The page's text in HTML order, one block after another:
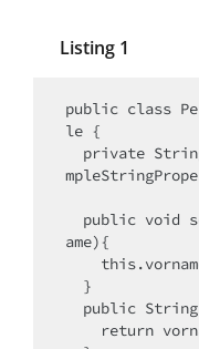
Listing 1
public class
le {
ame){